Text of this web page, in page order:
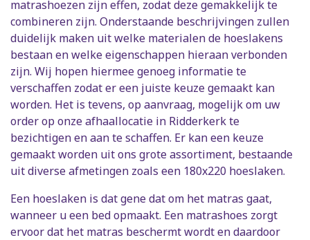
matrashoezen zijn effen, zodat deze gemakkelijk te
combineren zijn. Onderstaande beschrijvingen zullen
duidelijk maken uit welke materialen de hoeslakens
bestaan en welke eigenschappen hieraan verbonden
zijn. Wij hopen hiermee genoeg informatie te
verschaffen zodat er een juiste keuze gemaakt kan
worden. Het is tevens, op aanvraag, mogelijk om uw
order op onze afhaallocatie in Ridderkerk te
bezichtigen en aan te schaffen. Er kan een keuze
gemaakt worden uit ons grote assortiment, bestaande
uit diverse afmetingen zoals een 180x220 hoeslaken.
Een hoeslaken is dat gene dat om het matras gaat,
wanneer u een bed opmaakt. Een matrashoes zorgt
ervoor dat het matras beschermt wordt en daardoor